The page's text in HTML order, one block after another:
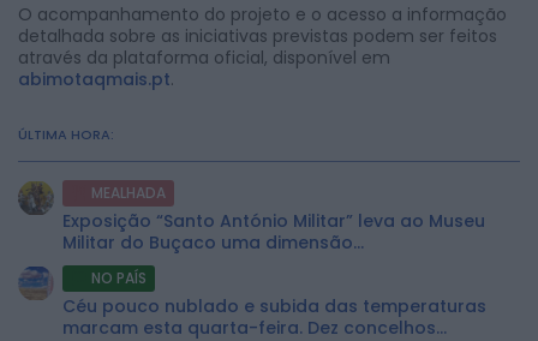
O acompanhamento do projeto e o acesso a informação
detalhada sobre as iniciativas previstas podem ser feitos
através da plataforma oficial, disponível em
abimotaqmais.pt.
ÚLTIMA HORA:
MEALHADA
Exposição “Santo António Militar” leva ao Museu
Militar do Buçaco uma dimensão...
NO PAÍS
Céu pouco nublado e subida das temperaturas
marcam esta quarta-feira. Dez concelhos...